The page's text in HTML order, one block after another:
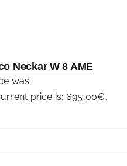
Neckar W 8 AME
was:
price is: 695,00€.